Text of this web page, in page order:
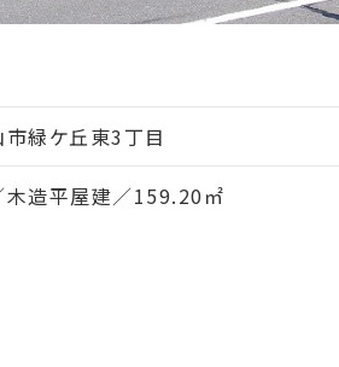
緑ケ丘東3丁目
木造平屋建／159.20㎡